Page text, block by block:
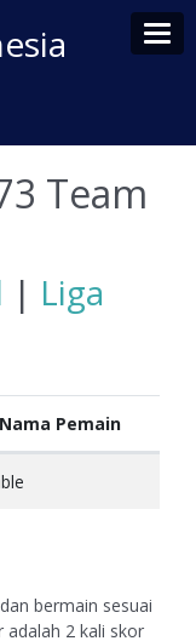
Team
| Liga
Nama Pemain
bermain sesuai
adalah 2 kali skor